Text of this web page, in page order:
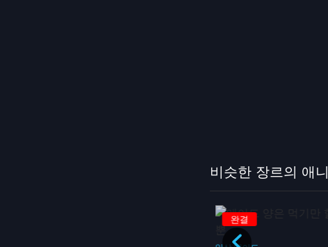
비슷한 장르의 애니
완결